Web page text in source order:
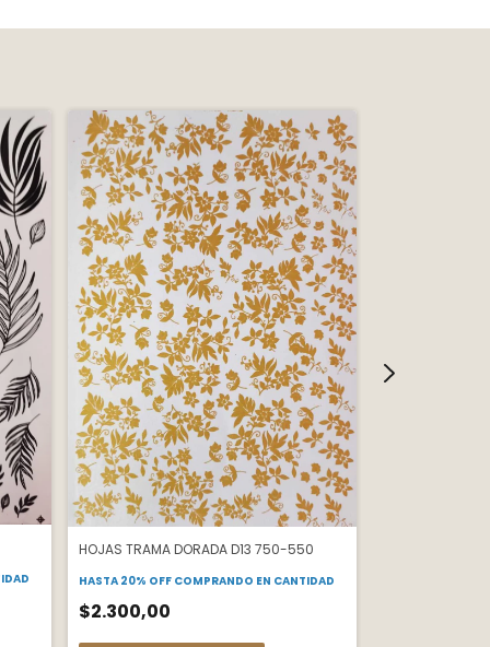
HOJAS TRAMA DORADA D13 750-550
HASTA 20% OFF COMPRANDO EN CANTIDAD
$2.300,00